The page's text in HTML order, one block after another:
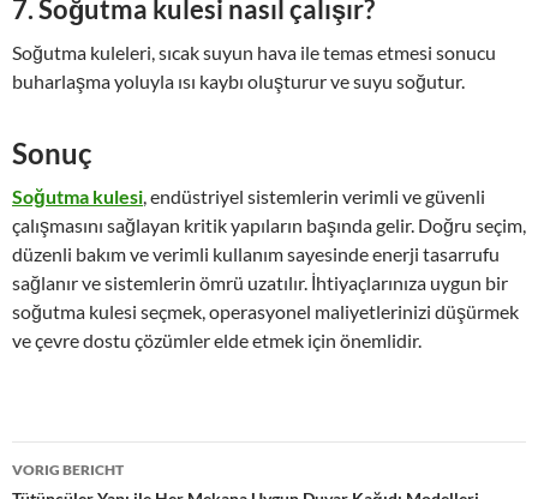
7. Soğutma kulesi nasıl çalışır?
Soğutma kuleleri, sıcak suyun hava ile temas etmesi sonucu
buharlaşma yoluyla ısı kaybı oluşturur ve suyu soğutur.
Sonuç
Soğutma kulesi, endüstriyel sistemlerin verimli ve güvenli
çalışmasını sağlayan kritik yapıların başında gelir. Doğru seçim,
düzenli bakım ve verimli kullanım sayesinde enerji tasarrufu
sağlanır ve sistemlerin ömrü uzatılır. İhtiyaçlarınıza uygun bir
soğutma kulesi seçmek, operasyonel maliyetlerinizi düşürmek
ve çevre dostu çözümler elde etmek için önemlidir.
Bericht
VORIG BERICHT